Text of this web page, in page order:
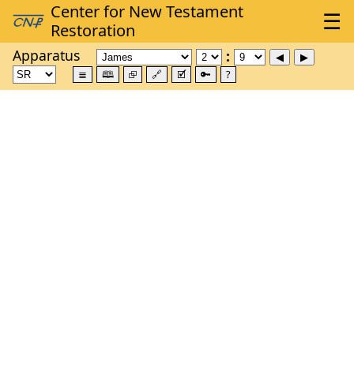
Apparatus
≣ 🕮 ⮺ 🔗 🗹 🔑 ?